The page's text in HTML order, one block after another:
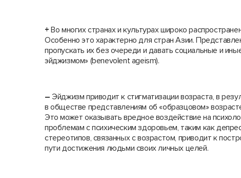
+ Во многих странах и культурах широко
Особенно это характерно для стран Азии.
пропускать их без очереди и давать социальные и
эйджизмом» (benevolent ageism).
– Эйджизм приводит к стигматизации возраста, в
в обществе представлениям об «образцовом»
Это может оказывать вредное воздействие на
проблемам с психическим здоровьем, таким как
стереотипов, связанных с возрастом, приводит к
пути достижения людьми своих личных целей.